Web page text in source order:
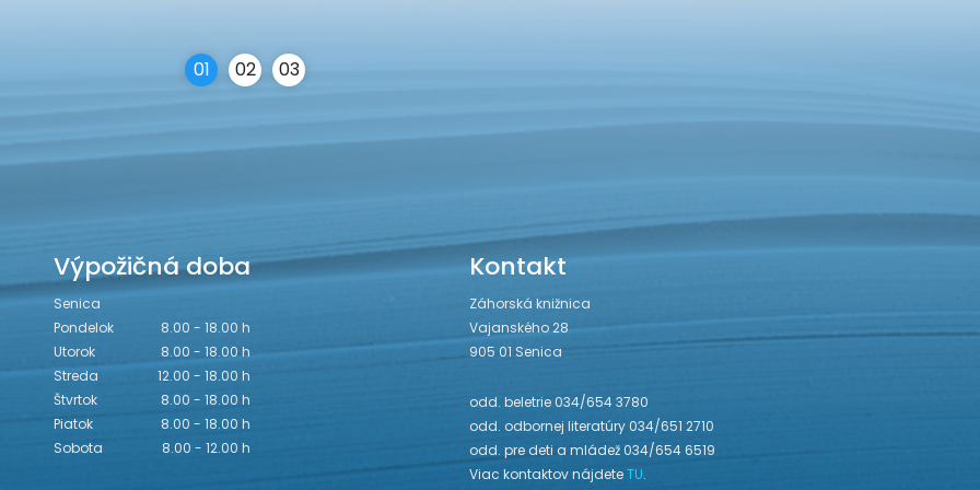
01 02 03
Výpožičná doba
Senica
Pondelok
8.00 - 18.00 h
Utorok
8.00 - 18.00 h
Streda
12.00 - 18.00 h
Štvrtok
8.00 - 18.00 h
Piatok
8.00 - 18.00 h
Sobota
8.00 - 12.00 h
Kontakt
Záhorská knižnica
Vajanského 28
905 01 Senica
odd. beletrie 034/654 3780
odd. odbornej literatúry 034/651 2710
odd. pre deti a mládež 034/654 6519
Viac kontaktov nájdeteTU.